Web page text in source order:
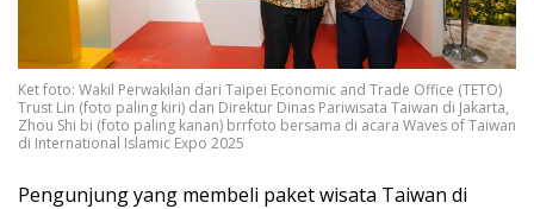
Ket foto: Wakil Perwakilan dari Taipei Economic and Trade Office (TETO)
Trust Lin (foto paling kiri) dan Direktur Dinas Pariwisata Taiwan di Jakarta,
Zhou Shi bi (foto paling kanan) brrfoto bersama di acara Waves of Taiwan
di International Islamic Expo 2025
Pengunjung yang membeli paket wisata Taiwan di